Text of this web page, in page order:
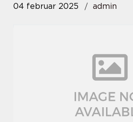
04 februar 2025 admin